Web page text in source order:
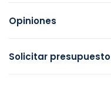
Opiniones
Solicitar presupuesto